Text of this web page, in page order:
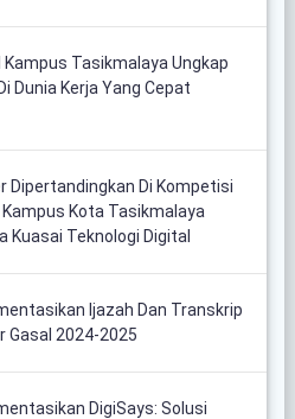
Kampus Tasikmalaya Ungkap
Dunia Kerja Yang Cepat
Dipertandingkan Di Kompetisi
Kota Tasikmalaya
Kuasai Teknologi Digital
Ijazah Dan Transkrip
Gasal 2024-2025
DigiSays: Solusi